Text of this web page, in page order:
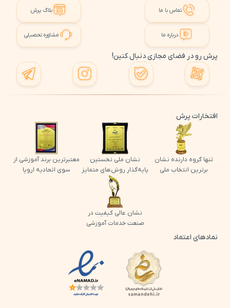
تماس با ما بلاگ پرش
درباره ما مشاوره تحصیلی
پرش رو در فضای مجازی دنبال کنین!
افتخارات پرش
تنها گروه دارنده نشان
برترین انتخاب ملی
نشان ملی نخستین
پایه‌گذار روش‌های متمایز
معتبرترین برند آموزشی از
سوی اتحادیه اروپا
نشان عالی کیفیت در
صنعت خدمات آموزشی
نمادهای اعتماد
لوگو اینماد پرش